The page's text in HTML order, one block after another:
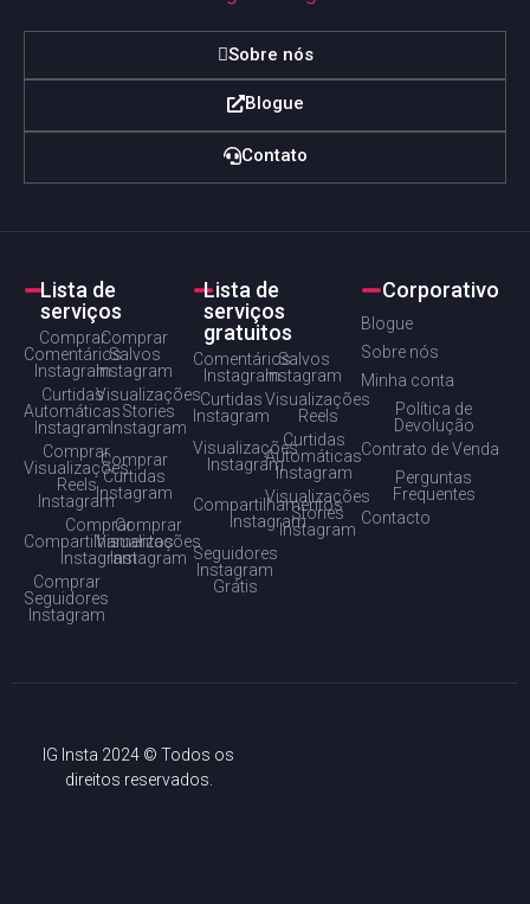
Sobre nós
Blogue
Contato
Lista de
serviços
Comprar
Comentários
Instagram
Comprar
Salvos
Instagram
Curtidas
Automáticas
Instagram
Visualizações
Stories
Instagram
Comprar
Visualizações
Reels
Instagram
Comprar
Curtidas
Instagram
Comprar
Compartilhamentos
Instagram
Comprar
Visualizações
Instagram
Comprar
Seguidores
Instagram
Lista de
serviços
gratuitos
Comentários
Instagram
Salvos
Instagram
Curtidas
Instagram
Visualizações
Reels
Visualizações
Instagram
Curtidas
Automáticas
Instagram
Compartilhamentos
Instagram
Visualizações
Stories
Instagram
Seguidores
Instagram
Grátis
Corporativo
Blogue
Sobre nós
Minha conta
Política de
Devolução
Contrato de Venda
Perguntas
Frequentes
Contacto
IG Insta 2024 © Todos os
direitos reservados.